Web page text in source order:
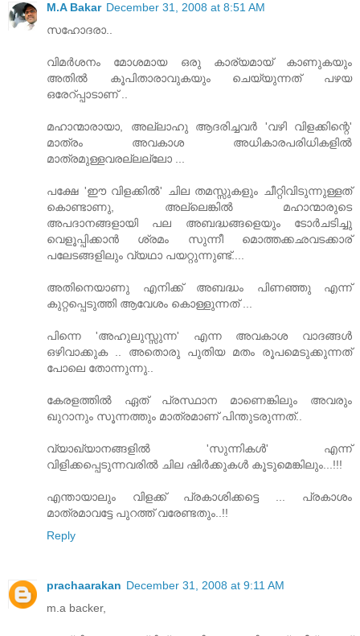
M.A Bakar December 31, 2008 at 8:51 AM
സഹോദരാ..
വിമര്‍ശനം മോശമായ ഒരു കാര്യമായ്‌ കാണുകയും
അതില്‍ കൂപിതാരാവുകയും ചെയ്യുന്നത്‌ പഴയ
ഒരേറ്‌പ്പാടാണ്‌ ..
മഹാന്മാരായാ, അല്ലാഹു ആദരിച്ചവര്‍ 'വഴി വിളക്കിന്റെ'
മാത്രം അവകാശ അധികാരപരിധികളില്‍
മാത്രമുള്ളവരല്ലല്ലോ ...
പക്ഷേ 'ഈ വിളക്കില്‍' ചില തമസ്സുകളും ചീറ്റിവിടുന്നുള്ളത്
കൊണ്ടാണു, അല്ലെങ്കില്‍ മഹാന്മാരുടെ
അപദാനങ്ങളായി പല അബദ്ധങ്ങളെയും ടോര്‍ചടിച്ചു
വെളൂപ്പിക്കാന്‍ ശ്രമം സുന്നീ മൊത്തക്കഛവടക്കാര്
പലേടങ്ങളിലും വ്യഥാ പയറ്റുന്നുണ്ട്‌....
അതിനെയാണു എനിക്ക്‌ അബദ്ധം പിണഞ്ഞു എന്ന്
കുറ്റപ്പെടുത്തി ആവേശം കൊള്ളുന്നത്‌ ...
പിന്നെ 'അഹുലുസ്സുന്ന' എന്ന അവകാശ വാദങ്ങള്‍
ഒഴിവാക്കുക .. അതൊരു പുതിയ മതം രൂപമെടുക്കുന്നത്‌
പോലെ തോന്നുന്നു..
കേരളത്തില്‍ ഏത് പ്രസ്ഥാന മാണെങ്കിലും അവരും
ഖുറാനും സൂന്നത്തും മാത്രമാണ്‌ പിന്തുടരുന്നത്‌..
വ്യാഖ്യാനങ്ങളില്‍ 'സുന്നികള്‍' എന്ന്
വിളിക്കപ്പെടുന്നവരില്‍ ചില ഷിര്‍ക്കുകള്‍ കൂടുമെങ്കിലും...!!!
എന്തായാലും വിളക്ക് പ്രകാശിക്കട്ടെ ... പ്രകാശം
മാത്രമാവട്ടേ പുറത്ത് വരേണ്ടതും..!!
Reply
prachaarakan December 31, 2008 at 9:11 AM
m.a backer,